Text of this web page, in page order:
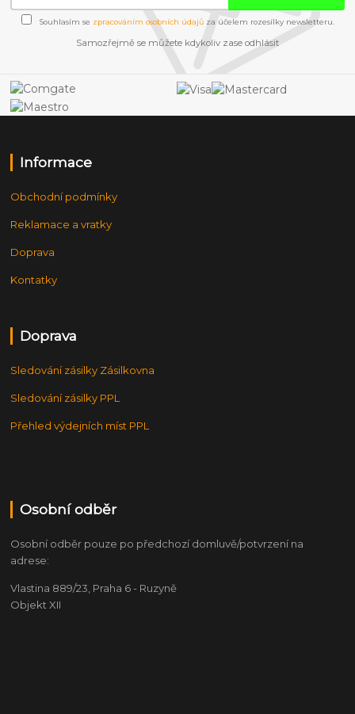
Souhlasím se zpracováním osobních údajůza účelem rozesílky newsletteru.
Samozřejmě se můžete kdykoliv zase odhlásit
Informace
Obchodní podmínky
Reklamace a vratky
Doprava
Kontatky
Doprava
Sledování zásilky Zásilkovna
Sledování zásilky PPL
Přehled výdejních míst PPL
Osobní odběr
Osobní odběr pouze po předchozí domluvě/potvrzení na
adrese:
Vlastina 889/23, Praha 6 - Ruzyně
Objekt XII